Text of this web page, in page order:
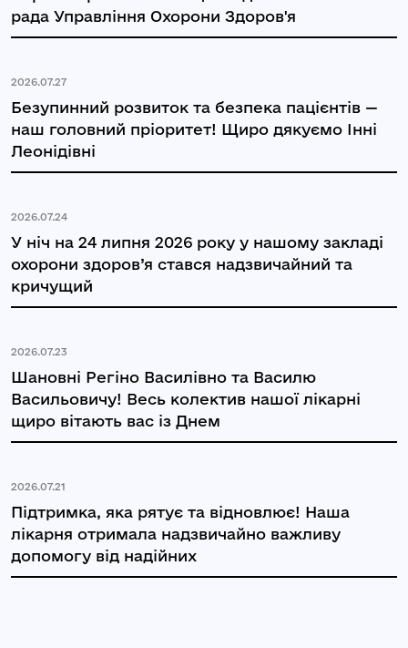
рада Управління Охорони Здоров'я
2026.07.27
Безупинний розвиток та безпека пацієнтів —
наш головний пріоритет! Щиро дякуємо Інні
Леонідівні
2026.07.24
У ніч на 24 липня 2026 року у нашому закладі
охорони здоров’я стався надзвичайний та
кричущий
2026.07.23
Шановні Регіно Василівно та Василю
Васильовичу! Весь колектив нашої лікарні
щиро вітають вас із Днем
2026.07.21
Підтримка, яка рятує та відновлює! Наша
лікарня отримала надзвичайно важливу
допомогу від надійних